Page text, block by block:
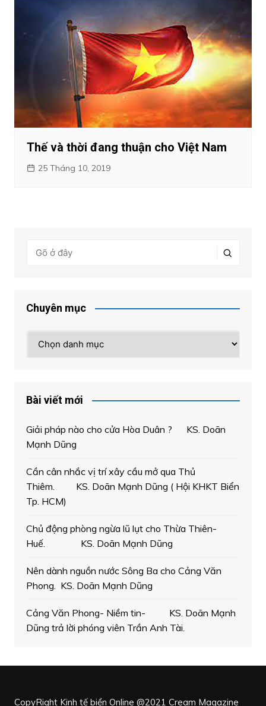
Thế và thời đang thuận cho Việt Nam
25 Tháng 10, 2019
Chuyên mục
mục
Bài viết mới
Giải pháp nào cho cửa Hòa Duân ? KS. Doãn
Mạnh Dũng
Cần cân nhắc vị trí xây cầu mở qua Thủ
Thiêm. KS. Doãn Mạnh Dũng ( Hội KHKT Biển
Tp. HCM)
Chủ động phòng ngừa lũ lụt cho Thừa Thiên-
Huế. KS. Doãn Mạnh Dũng
Nên dành nguồn nước Sông Ba cho Cảng Văn
Phong. KS. Doãn Mạnh Dũng
Cảng Văn Phong- Niềm tin- KS. Doãn Mạnh
Dũng trả lời phóng viên Trần Anh Tài.
CopyRight Kinh tế biển Online @2021 Cream Magazine